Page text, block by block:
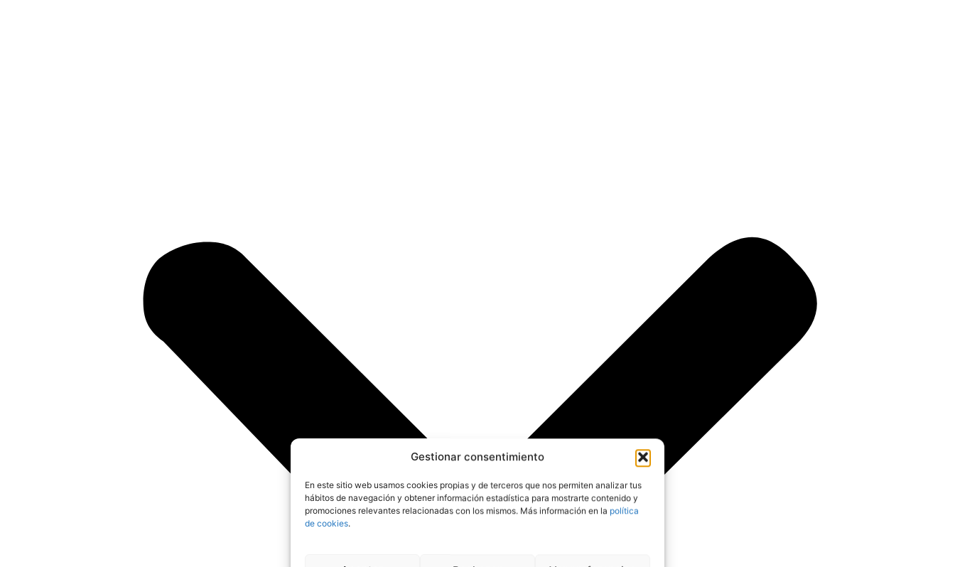
Gestionar consentimiento
En este sitio web usamos cookies propias y de terceros que nos permiten analizar tus
hábitos de navegación y obtener información estadística para mostrarte contenido y
promociones relevantes relacionadas con los mismos. Más información en la política
de cookies.